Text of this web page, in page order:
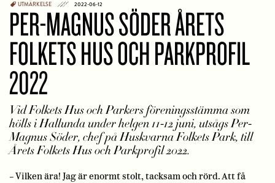
UTMÄRKELSE 2022-06-12
PER-MAGNUS SÖDER ÅRETS
FOLKETS HUS OCH PARKPROFIL
2022
Vid Folkets Hus och Parkers föreningsstämma som
hölls i Hallunda under helgen 11-12 juni, utsågs Per-
Magnus Söder, chef på Huskvarna Folkets Park, till
Årets Folkets Hus och Parkprofil 2022.
– Vilken ära! Jag är enormt stolt, tacksam och rörd. Att få